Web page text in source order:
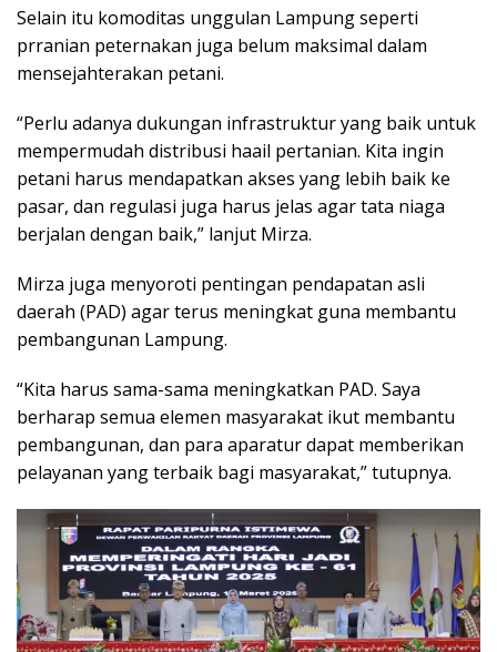
Selain itu komoditas unggulan Lampung seperti
prranian peternakan juga belum maksimal dalam
mensejahterakan petani.
“Perlu adanya dukungan infrastruktur yang baik untuk
mempermudah distribusi haail pertanian. Kita ingin
petani harus mendapatkan akses yang lebih baik ke
pasar, dan regulasi juga harus jelas agar tata niaga
berjalan dengan baik,” lanjut Mirza.
Mirza juga menyoroti pentingan pendapatan asli
daerah (PAD) agar terus meningkat guna membantu
pembangunan Lampung.
“Kita harus sama-sama meningkatkan PAD. Saya
berharap semua elemen masyarakat ikut membantu
pembangunan, dan para aparatur dapat memberikan
pelayanan yang terbaik bagi masyarakat,” tutupnya.